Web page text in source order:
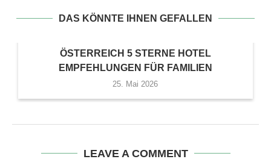
DAS KÖNNTE IHNEN GEFALLEN
ÖSTERREICH 5 STERNE HOTEL
EMPFEHLUNGEN FÜR FAMILIEN
25. Mai 2026
LEAVE A COMMENT